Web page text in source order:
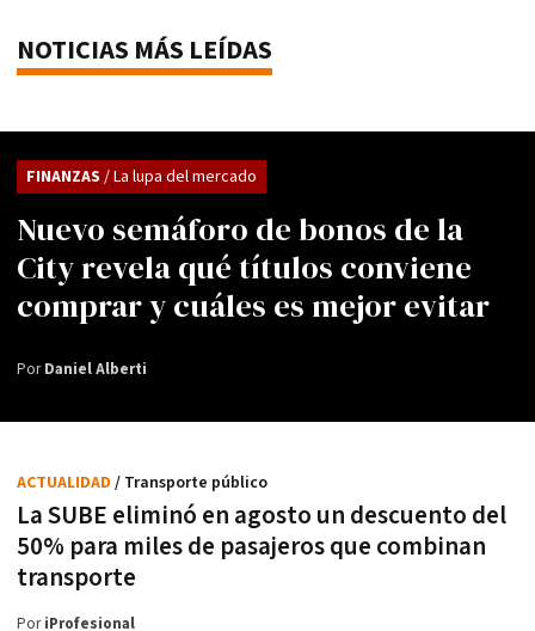
NOTICIAS MÁS LEÍDAS
Nuevo semáforo de bonos de la
City revela qué títulos conviene
comprar y cuáles es mejor evitar
FINANZAS / La lupa del mercado
PorDaniel Alberti
La SUBE eliminó en agosto un descuento del
50% para miles de pasajeros que combinan
transporte
ACTUALIDAD / Transporte público
PoriProfesional